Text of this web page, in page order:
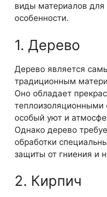
виды материалов для
особенности.
1. Дерево
Дерево является
традиционным
Оно обладает
теплоизоляционными
особый уют и
Однако дерево
обработки
защиты от гниения и
2. Кирпич